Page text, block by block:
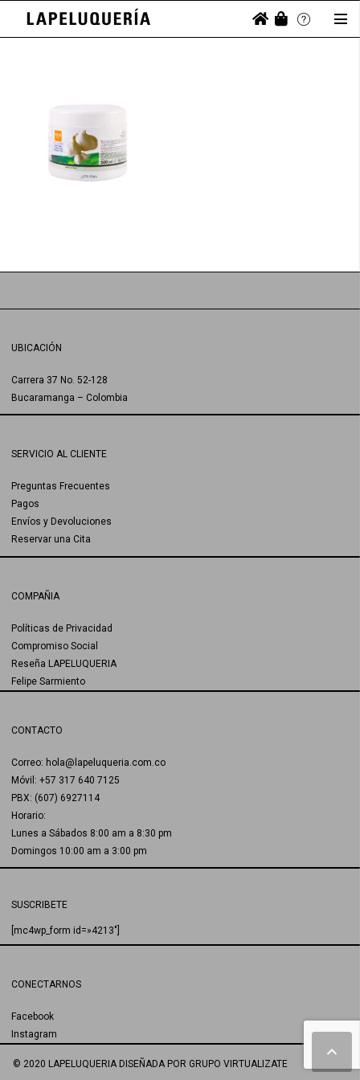
UBICACIÓN
Carrera 37 No. 52-128
Bucaramanga – Colombia
SERVICIO AL CLIENTE
Preguntas Frecuentes
Pagos
Envíos y Devoluciones
Reservar una Cita
COMPAÑIA
Políticas de Privacidad
Compromiso Social
Reseña LAPELUQUERIA
Felipe Sarmiento
CONTACTO
Correo: hola@lapeluqueria.com.co
Móvil: +57 317 640 7125
PBX: (607) 6927114
Horario:
Lunes a Sábados 8:00 am a 8:30 pm
Domingos 10:00 am a 3:00 pm
SUSCRIBETE
[mc4wp_form id=»4213″]
CONECTARNOS
Facebook
Instagram
© 2020 LAPELUQUERIA DISEÑADA POR GRUPO VIRTUALIZATE